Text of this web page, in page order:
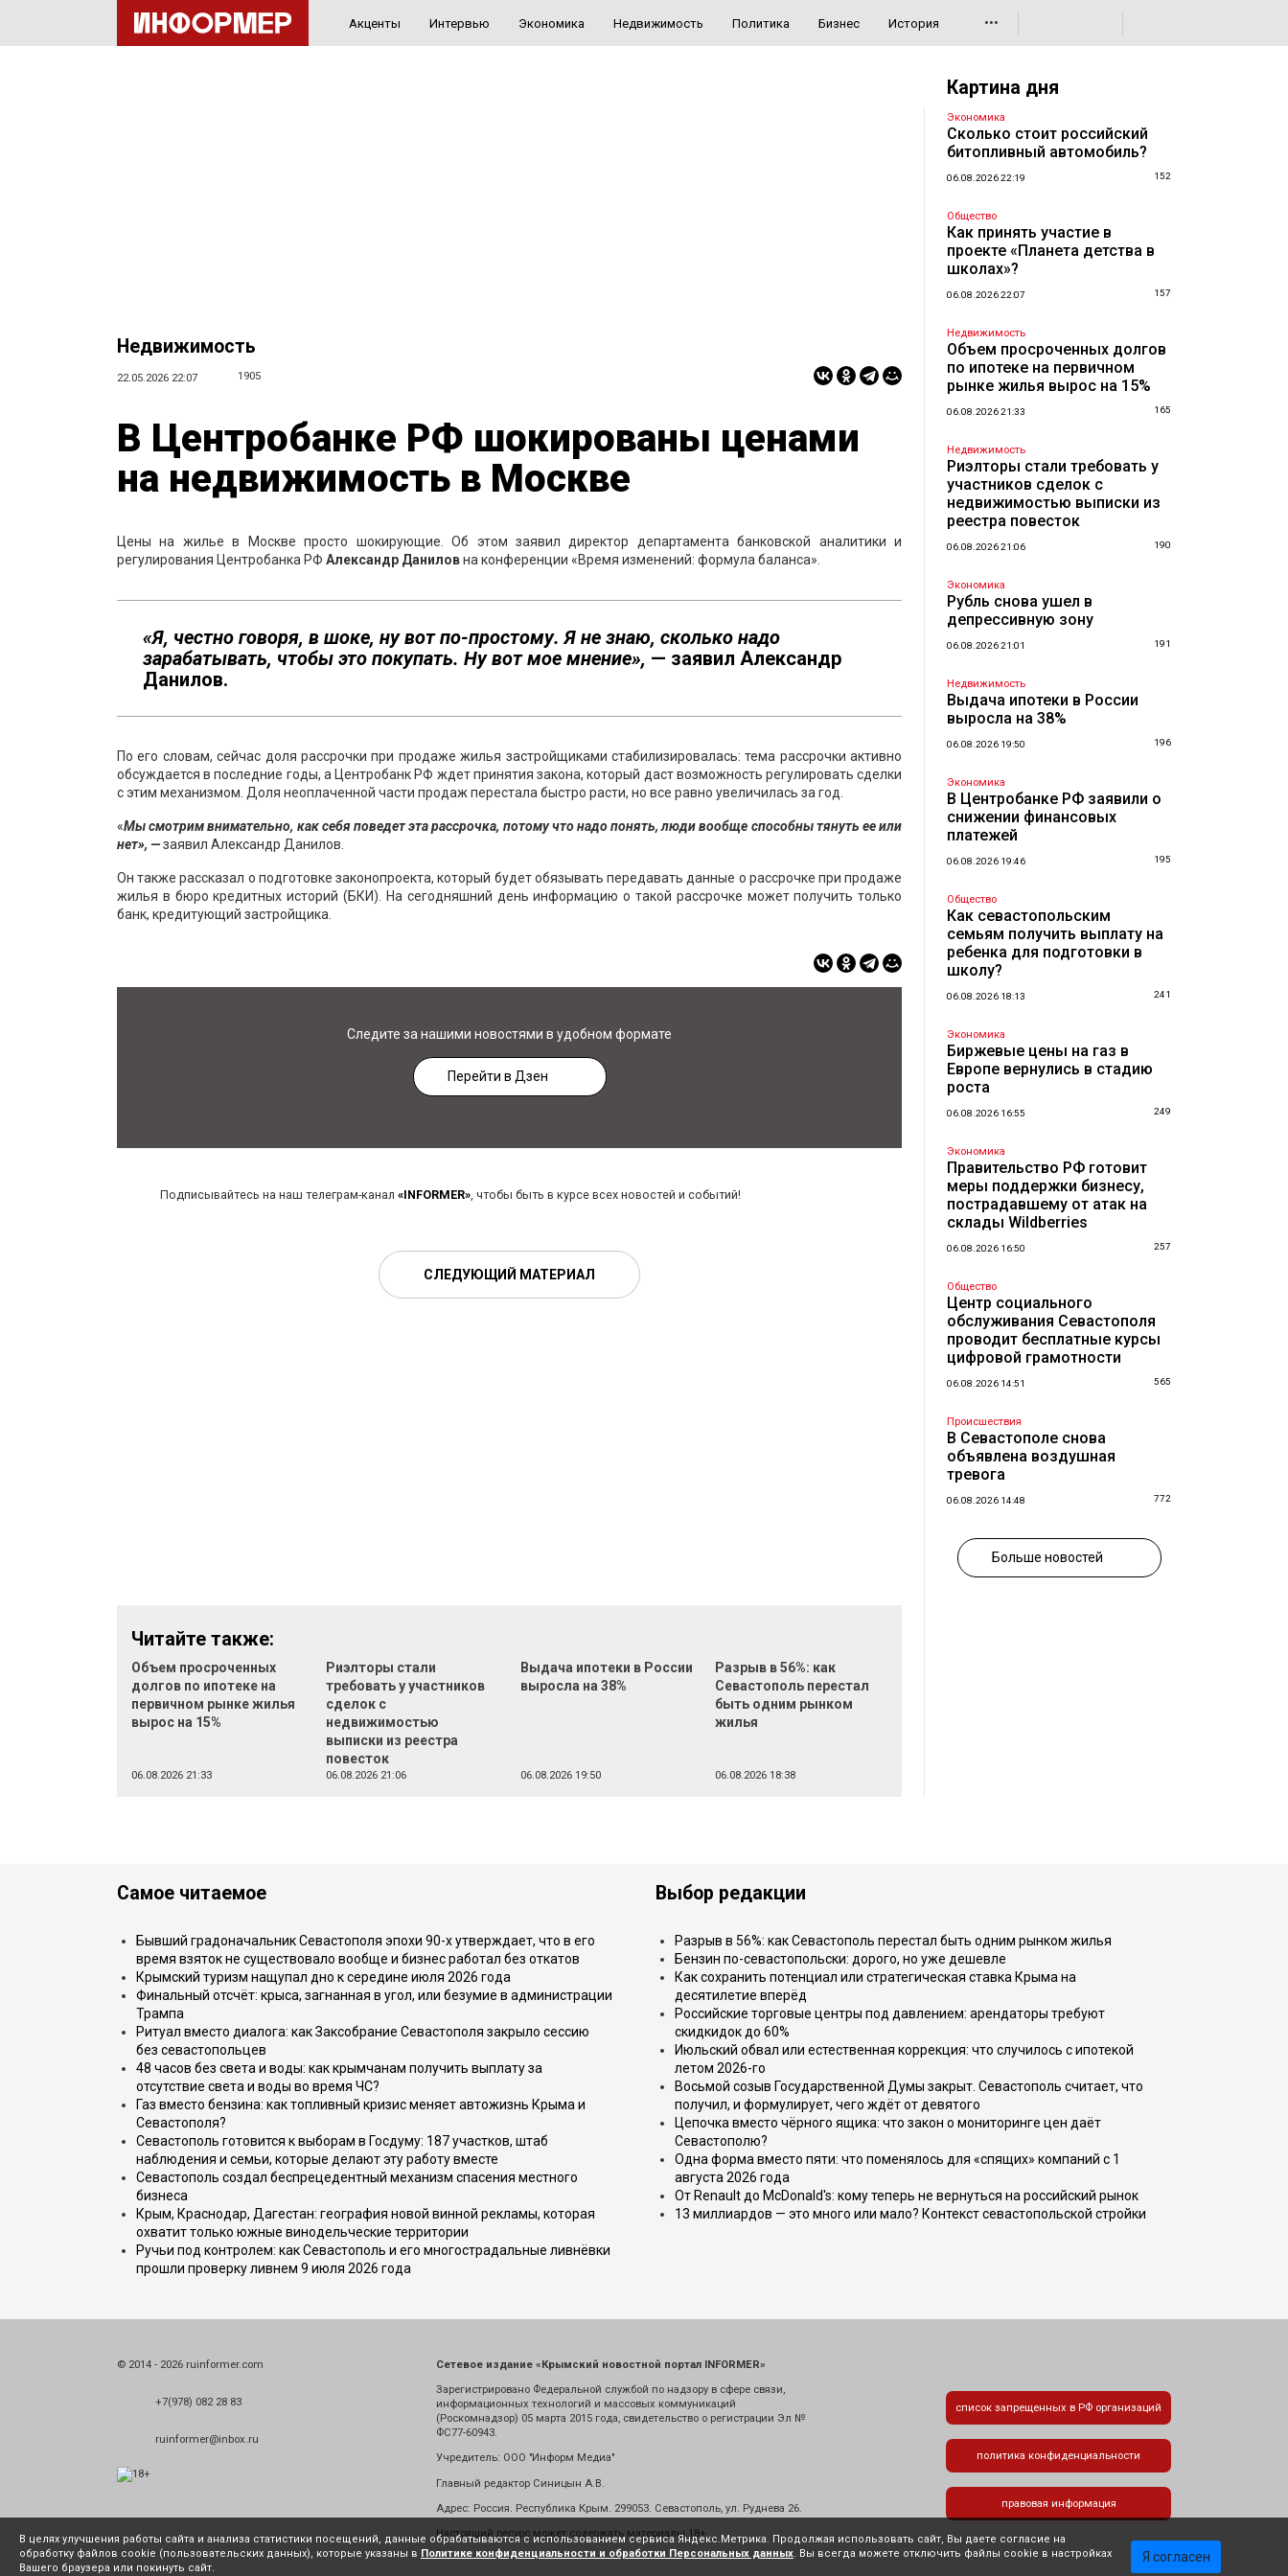
Акценты Интервью Экономика Недвижимость Политика Бизнес История •••
Недвижимость
22.05.2026 22:07 1905
В Центробанке РФ шокированы ценами
на недвижимость в Москве
Цены на жилье в Москве просто шокирующие. Об этом заявил директор департамента банковской аналитики и
регулирования Центробанка РФ Александр Даниловна конференции «Время изменений: формула баланса».
«Я, честно говоря, в шоке, ну вот по-простому. Я не знаю, сколько надо
зарабатывать, чтобы это покупать. Ну вот мое мнение», — заявил Александр
Данилов.
По его словам, сейчас доля рассрочки при продаже жилья застройщиками стабилизировалась: тема рассрочки активно
обсуждается в последние годы, а Центробанк РФ ждет принятия закона, который даст возможность регулировать сделки
с этим механизмом. Доля неоплаченной части продаж перестала быстро расти, но все равно увеличилась за год.
«Мы смотрим внимательно, как себя поведет эта рассрочка, потому что надо понять, люди вообще способны тянуть ее или
нет», —заявил Александр Данилов.
Он также рассказал о подготовке законопроекта, который будет обязывать передавать данные о рассрочке при продаже
жилья в бюро кредитных историй (БКИ). На сегодняшний день информацию о такой рассрочке может получить только
банк, кредитующий застройщика.
Следите за нашими новостями в удобном формате
Перейти в Дзен
Подписывайтесь на наш телеграм-канал «INFORMER», чтобы быть в курсе всех новостей и событий!
СЛЕДУЮЩИЙ МАТЕРИАЛ
Читайте также:
Объем просроченных
долгов по ипотеке на
первичном рынке жилья
вырос на 15%
06.08.2026 21:33
Риэлторы стали
требовать у участников
сделок с
недвижимостью
выписки из реестра
повесток
06.08.2026 21:06
Выдача ипотеки в России
выросла на 38%
06.08.2026 19:50
Разрыв в 56%: как
Севастополь перестал
быть одним рынком
жилья
06.08.2026 18:38
Картина дня
Экономика
Сколько стоит российский
битопливный автомобиль?
06.08.2026 22:19 152
Общество
Как принять участие в
проекте «Планета детства в
школах»?
06.08.2026 22:07 157
Недвижимость
Объем просроченных долгов
по ипотеке на первичном
рынке жилья вырос на 15%
06.08.2026 21:33 165
Недвижимость
Риэлторы стали требовать у
участников сделок с
недвижимостью выписки из
реестра повесток
06.08.2026 21:06 190
Экономика
Рубль снова ушел в
депрессивную зону
06.08.2026 21:01 191
Недвижимость
Выдача ипотеки в России
выросла на 38%
06.08.2026 19:50 196
Экономика
В Центробанке РФ заявили о
снижении финансовых
платежей
06.08.2026 19:46 195
Общество
Как севастопольским
семьям получить выплату на
ребенка для подготовки в
школу?
06.08.2026 18:13 241
Экономика
Биржевые цены на газ в
Европе вернулись в стадию
роста
06.08.2026 16:55 249
Экономика
Правительство РФ готовит
меры поддержки бизнесу,
пострадавшему от атак на
склады Wildberries
06.08.2026 16:50 257
Общество
Центр социального
обслуживания Севастополя
проводит бесплатные курсы
цифровой грамотности
06.08.2026 14:51 565
Происшествия
В Севастополе снова
объявлена воздушная
тревога
06.08.2026 14:48 772
Больше новостей
Самое читаемое
Бывший градоначальник Севастополя эпохи 90-х утверждает, что в его
время взяток не существовало вообще и бизнес работал без откатов
Крымский туризм нащупал дно к середине июля 2026 года
Финальный отсчёт: крыса, загнанная в угол, или безумие в администрации
Трампа
Ритуал вместо диалога: как Заксобрание Севастополя закрыло сессию
без севастопольцев
48 часов без света и воды: как крымчанам получить выплату за
отсутствие света и воды во время ЧС?
Газ вместо бензина: как топливный кризис меняет автожизнь Крыма и
Севастополя?
Севастополь готовится к выборам в Госдуму: 187 участков, штаб
наблюдения и семьи, которые делают эту работу вместе
Севастополь создал беспрецедентный механизм спасения местного
бизнеса
Крым, Краснодар, Дагестан: география новой винной рекламы, которая
охватит только южные винодельческие территории
Ручьи под контролем: как Севастополь и его многострадальные ливнёвки
прошли проверку ливнем 9 июля 2026 года
Выбор редакции
Разрыв в 56%: как Севастополь перестал быть одним рынком жилья
Бензин по-севастопольски: дорого, но уже дешевле
Как сохранить потенциал или стратегическая ставка Крыма на
десятилетие вперёд
Российские торговые центры под давлением: арендаторы требуют
скидкидок до 60%
Июльский обвал или естественная коррекция: что случилось с ипотекой
летом 2026-го
Восьмой созыв Государственной Думы закрыт. Севастополь считает, что
получил, и формулирует, чего ждёт от девятого
Цепочка вместо чёрного ящика: что закон о мониторинге цен даёт
Севастополю?
Одна форма вместо пяти: что поменялось для «спящих» компаний с 1
августа 2026 года
От Renault до McDonald's: кому теперь не вернуться на российский рынок
13 миллиардов — это много или мало? Контекст севастопольской стройки
© 2014 - 2026 ruinformer.com
+7(978) 082 28 83
ruinformer@inbox.ru
Сетевое издание «Крымский новостной портал INFORMER»
Зарегистрировано Федеральной службой по надзору в сфере связи,
информационных технологий и массовых коммуникаций
(Роскомнадзор) 05 марта 2015 года, свидетельство о регистрации Эл №
ФС77-60943.
Учредитель: ООО "Информ Медиа"
Главный редактор Синицын А.В.
Адрес: Россия. Республика Крым. 299053. Севастополь, ул. Руднева 26.
Настоящий ресурс может содержать материалы 18+
список запрещенных в РФ организаций
политика конфиденциальности
правовая информация
В целях улучшения работы сайта и анализа статистики посещений, данные обрабатываются с использованием сервиса Яндекс.Метрика. Продолжая использовать сайт, Вы даете согласие на
обработку файлов cookie (пользовательских данных), которые указаны в Политике конфиденциальности и обработки Персональных данных. Вы всегда можете отключить файлы cookie в настройках
Вашего браузера или покинуть сайт.
Я согласен